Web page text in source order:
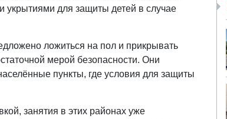
для защиты детей в случае
ложиться на пол и прикрывать
мерой безопасности. Они
пункты, где условия для защиты
занятия в этих районах уже